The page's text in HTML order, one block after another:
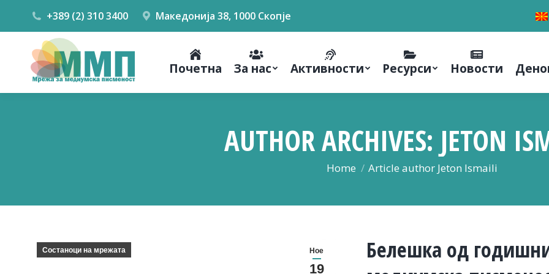
+389 (2) 310 3400 Македонија 38, 1000 Скопје
Почетна За нас Активности Ресурси Новости
AUTHOR ARCHIVES: JETON
You are here:
Home Article author Jeton Ismaili
Ное
19
Состаноци на мрежата
Белешка од